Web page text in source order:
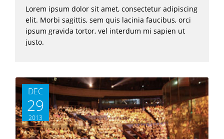
Lorem ipsum dolor sit amet, consectetur adipiscing
elit. Morbi sagittis, sem quis lacinia faucibus, orci
ipsum gravida tortor, vel interdum mi sapien ut
justo.
DEC
29
2013